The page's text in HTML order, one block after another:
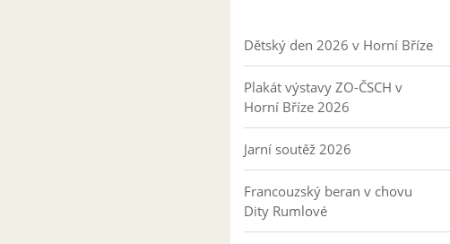
Dětský den 2026 v Horní Bříze
Plakát výstavy ZO-ČSCH v
Horní Bříze 2026
Jarní soutěž 2026
Francouzský beran v chovu
Dity Rumlové